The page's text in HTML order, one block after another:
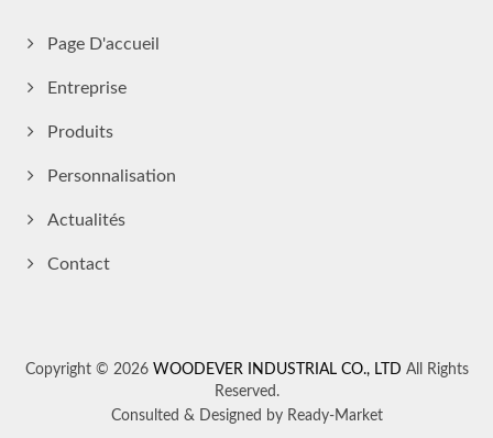
Page D'accueil
Entreprise
Produits
Personnalisation
Actualités
Contact
Copyright © 2026 WOODEVER INDUSTRIAL CO., LTD All Rights
Reserved.
Consulted & Designed by Ready-Market